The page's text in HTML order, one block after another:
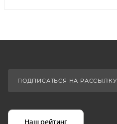
ПОДПИСАТЬСЯ НА РАССЫЛКУ